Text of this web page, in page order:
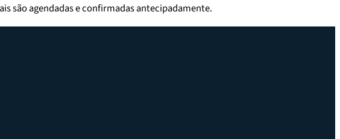
são agendadas e confirmadas antecipadamente.